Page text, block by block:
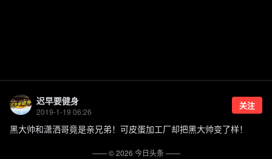
迟早要健身
2019-1-19 06:26
关注
黑大帅和潇洒哥竟是亲兄弟！可皮蛋加工厂却把黑大帅变了样！
—— ©2026 今日头条——